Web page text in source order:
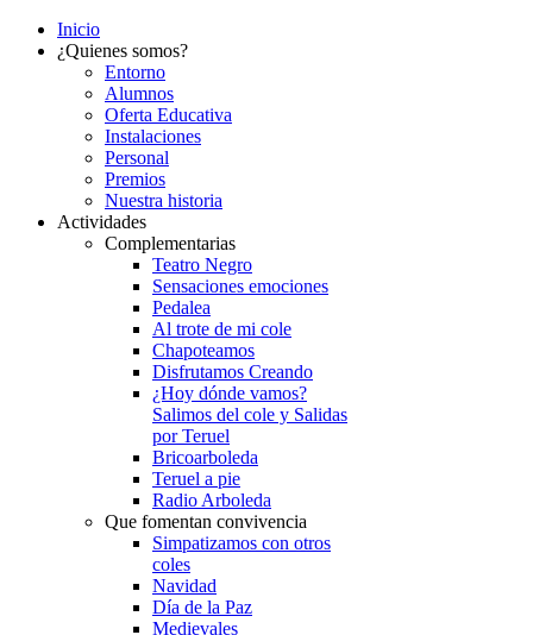
Inicio
¿Quienes somos?
Entorno
Alumnos
Oferta Educativa
Instalaciones
Personal
Premios
Nuestra historia
Actividades
Complementarias
Teatro Negro
Sensaciones emociones
Pedalea
Al trote de mi cole
Chapoteamos
Disfrutamos Creando
¿Hoy dónde vamos?
Salimos del cole y Salidas
por Teruel
Bricoarboleda
Teruel a pie
Radio Arboleda
Que fomentan convivencia
Simpatizamos con otros
coles
Navidad
Día de la Paz
Medievales